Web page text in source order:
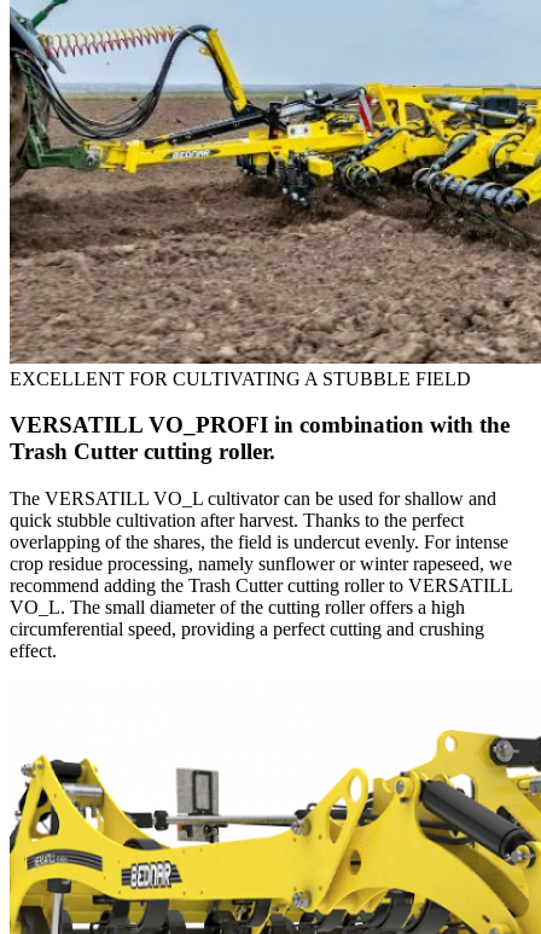
EXCELLENT FOR CULTIVATING A STUBBLE FIELD
VERSATILL VO_PROFI in combination with the
Trash Cutter cutting roller.
The VERSATILL VO_L cultivator can be used for shallow and
quick stubble cultivation after harvest. Thanks to the perfect
overlapping of the shares, the field is undercut evenly. For intense
crop residue processing, namely sunflower or winter rapeseed, we
recommend adding the Trash Cutter cutting roller to VERSATILL
VO_L. The small diameter of the cutting roller offers a high
circumferential speed, providing a perfect cutting and crushing
effect.